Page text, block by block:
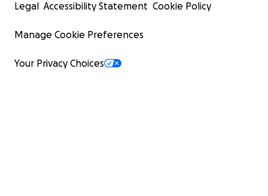
Legal Accessibility Statement Cookie Policy
Manage Cookie Preferences
Your Privacy Choices